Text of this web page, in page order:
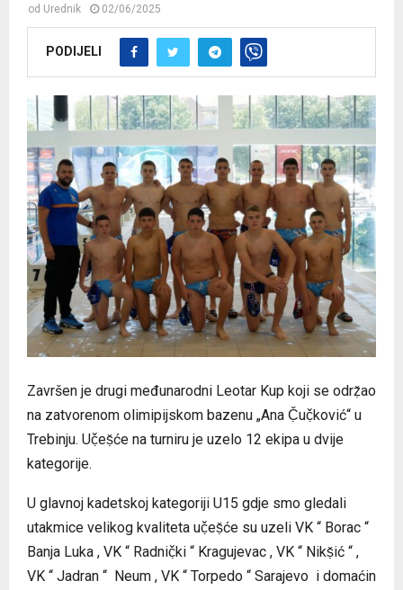
od Urednik 02/06/2025
PODIJELI
Završen je drugi međunarodni Leotar Kup koji se odrẓ̌ao
na zatvorenom olimipijskom bazenu „Ana Č̣uč̣ković“ u
Trebinju. Uč̣eṣ̌će na turniru je uzelo 12 ekipa u dvije
kategorije.
U glavnoj kadetskoj kategoriji U15 gdje smo gledali
utakmice velikog kvaliteta uč̣eṣ̌će su uzeli VK “ Borac “
Banja Luka , VK “ Radnič̣ki “ Kragujevac , VK “ Nikṣ̌ić “ ,
VK “ Jadran “ Neum , VK “ Torpedo “ Sarajevo i domaćin